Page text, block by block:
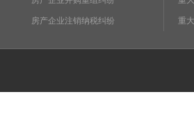
房产企业注销纳税纠纷 重